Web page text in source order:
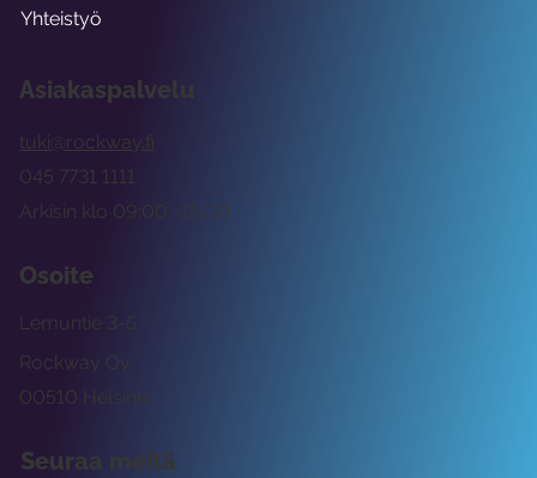
Asiakaspalvelu
tuki@rockway.fi
Arkisin klo 09:00 -15:00
045 7731 1111
Osoite
Rockway Oy
Lemuntie 3-5
00510 Helsinki
Seuraa meitä
Yhteistyö